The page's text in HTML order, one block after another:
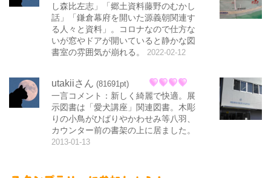
し森比左志」「郷土資料藤野のむかし
話」「鎌倉幕府を開いた源義朝関連す
る人々と資料」。コロナなので仕方な
いが窓やドアが開いていると静かな図
書室の雰囲気が崩れる。
2022-02-12
utakiiさん (81691pt)
一言コメント：新しく綺麗で快適。展
示図書は「愛犬講座」関連図書。木彫
りの小鳥がひばりやかわせみ等八羽、
カウンター前の書架の上に居ました。
2013-01-13